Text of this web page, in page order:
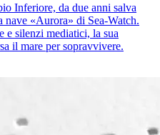
Inferiore, da due anni salva
nave «Aurora» di Sea-Watch.
e silenzi mediatici, la sua
il mare per sopravvivere.